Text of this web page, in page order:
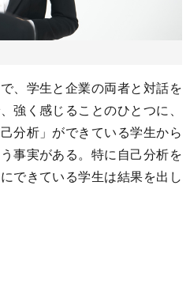
、学生と企業の両者と対話を
強く感じることのひとつに、
分析」ができている学生から
事実がある。特に自己分析を
できている学生は結果を出し